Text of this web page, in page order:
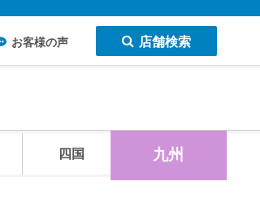
お客様の声 店舗検索
四国 九州